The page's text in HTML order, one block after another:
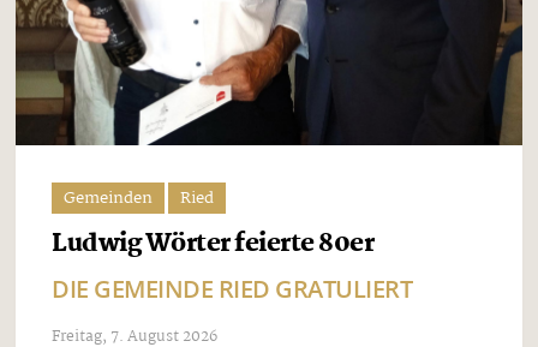
Gemeinden Ried
Ludwig Wörter feierte 80er
DIE GEMEINDE RIED GRATULIERT
Freitag, 7. August 2026